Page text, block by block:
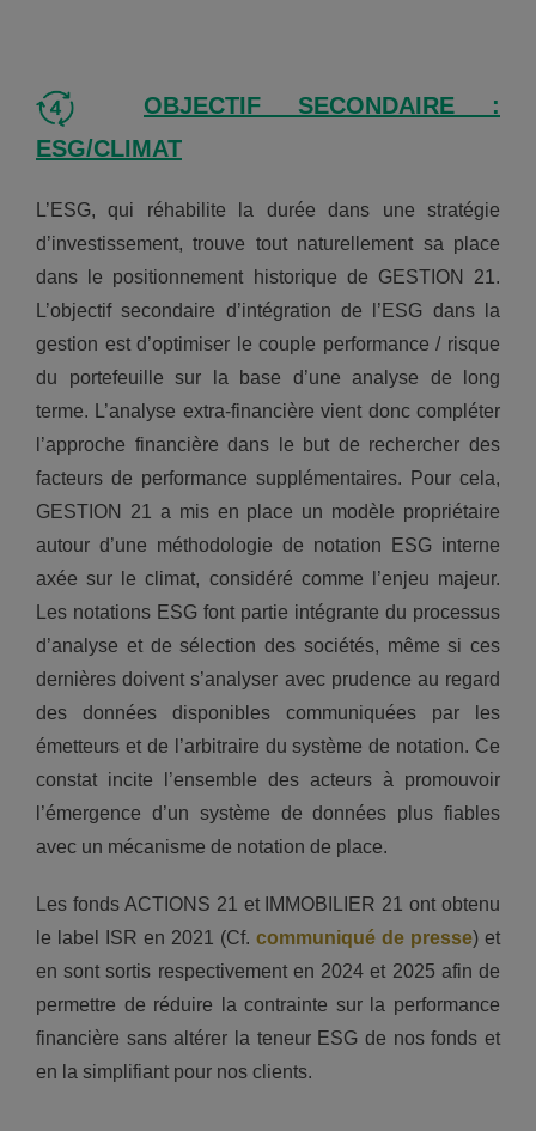
OBJECTIF SECONDAIRE :
ESG/CLIMAT
L’ESG, qui réhabilite la durée dans une stratégie
d’investissement, trouve tout naturellement sa place
dans le positionnement historique de GESTION 21.
L’objectif secondaire d’intégration de l’ESG dans la
gestion est d’optimiser le couple performance / risque
du portefeuille sur la base d’une analyse de long
terme. L’analyse extra-financière vient donc compléter
l’approche financière dans le but de rechercher des
facteurs de performance supplémentaires. Pour cela,
GESTION 21 a mis en place un modèle propriétaire
autour d’une méthodologie de notation ESG interne
axée sur le climat, considéré comme l’enjeu majeur.
Les notations ESG font partie intégrante du processus
d’analyse et de sélection des sociétés, même si ces
dernières doivent s’analyser avec prudence au regard
des données disponibles communiquées par les
émetteurs et de l’arbitraire du système de notation. Ce
constat incite l’ensemble des acteurs à promouvoir
l’émergence d’un système de données plus fiables
avec un mécanisme de notation de place.
Les fonds ACTIONS 21 et IMMOBILIER 21 ont obtenu
le label ISR en 2021 (Cf. communiqué de presse) et
en sont sortis respectivement en 2024 et 2025 afin de
permettre de réduire la contrainte sur la performance
financière sans altérer la teneur ESG de nos fonds et
en la simplifiant pour nos clients.